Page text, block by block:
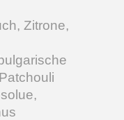
Zitrone,